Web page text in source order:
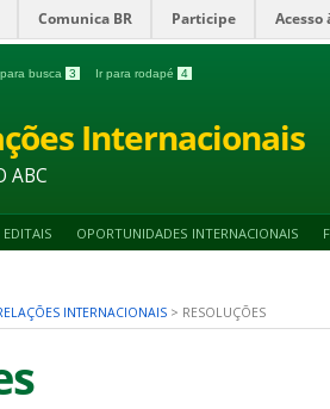
Comunica BR Participe Acesso
busca 3 Ir para rodapé 4
Internacionais
ABC
EDITAIS OPORTUNIDADES INTERNACIONAIS
INTERNACIONAIS > RESOLUÇÕES